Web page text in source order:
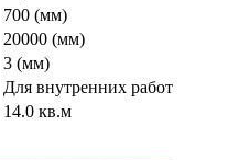
700 (мм)
20000 (мм)
3 (мм)
Для внутренних работ
14.0 кв.м